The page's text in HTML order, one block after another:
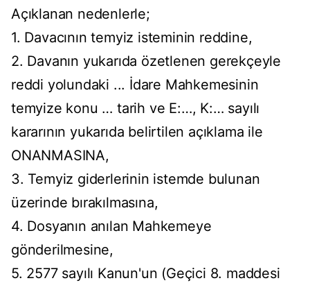
Açıklanan nedenlerle;
1. Davacının temyiz isteminin reddine,
2. Davanın yukarıda özetlenen gerekçeyle
reddi yolundaki ... İdare Mahkemesinin
temyize konu … tarih ve E:…, K:… sayılı
kararının yukarıda belirtilen açıklama ile
ONANMASINA,
3. Temyiz giderlerinin istemde bulunan
üzerinde bırakılmasına,
4. Dosyanın anılan Mahkemeye
gönderilmesine,
5. 2577 sayılı Kanun'un (Geçici 8. maddesi